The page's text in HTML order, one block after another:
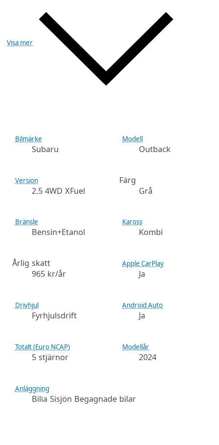
Visa mer
Bilmärke
Subaru
Modell
Outback
Version
2.5 4WD XFuel
Färg
Grå
Bränsle
Bensin+Etanol
Kaross
Kombi
Årlig skatt
965 kr/år
Apple CarPlay
Ja
Drivhjul
Fyrhjulsdrift
Android Auto
Ja
Totalt (Euro NCAP)
5 stjärnor
Modellår
2024
Anläggning
Bilia Sisjön Begagnade bilar